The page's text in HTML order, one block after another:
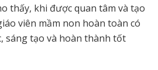
thấy, khi được quan tâm và tạo
viên mầm non hoàn toàn có
sáng tạo và hoàn thành tốt